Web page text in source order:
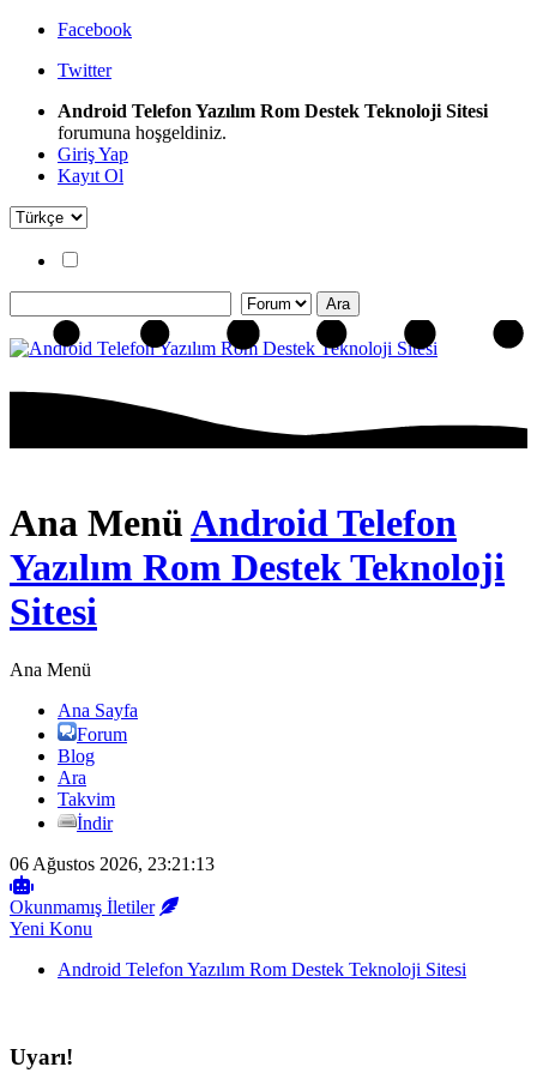
Facebook
Twitter
Android Telefon Yazılım Rom Destek Teknoloji Sitesi
forumuna hoşgeldiniz.
Giriş Yap
Kayıt Ol
Ana MenüAndroid Telefon
Yazılım Rom Destek Teknoloji
Sitesi
Ana Menü
Ana Sayfa
Forum
Blog
Ara
Takvim
İndir
06 Ağustos 2026, 23:21:13
Okunmamış İletiler
Yeni Konu
Android Telefon Yazılım Rom Destek Teknoloji Sitesi
Uyarı!